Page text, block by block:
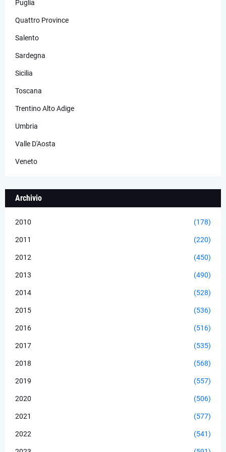
Puglia
Quattro Province
Salento
Sardegna
Sicilia
Toscana
Trentino Alto Adige
Umbria
Valle D'Aosta
Veneto
Archivio
2010 (178)
2011 (220)
2012 (450)
2013 (490)
2014 (528)
2015 (536)
2016 (516)
2017 (535)
2018 (568)
2019 (557)
2020 (506)
2021 (577)
2022 (541)